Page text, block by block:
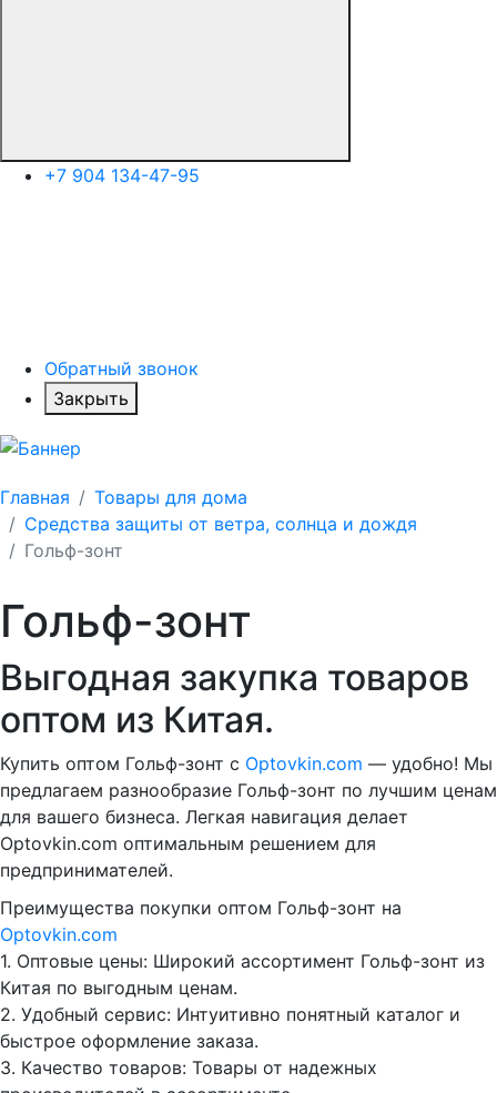
+7 904 134-47-95
Обратный звонок
Закрыть
Главная
Товары для дома
Средства защиты от ветра, солнца и дождя
Гольф-зонт
Гольф-зонт
Выгодная закупка товаров
оптом из Китая.
Купить оптом Гольф-зонт с Optovkin.com — удобно! Мы
предлагаем разнообразие Гольф-зонт по лучшим ценам
для вашего бизнеса. Легкая навигация делает
Optovkin.com оптимальным решением для
предпринимателей.
Преимущества покупки оптом Гольф-зонт на
Optovkin.com
1.⁠ ⁠Оптовые цены: Широкий ассортимент Гольф-зонт из
Китая по выгодным ценам.
2.⁠ ⁠Удобный сервис: Интуитивно понятный каталог и
быстрое оформление заказа.
3.⁠ ⁠Качество товаров: Товары от надежных